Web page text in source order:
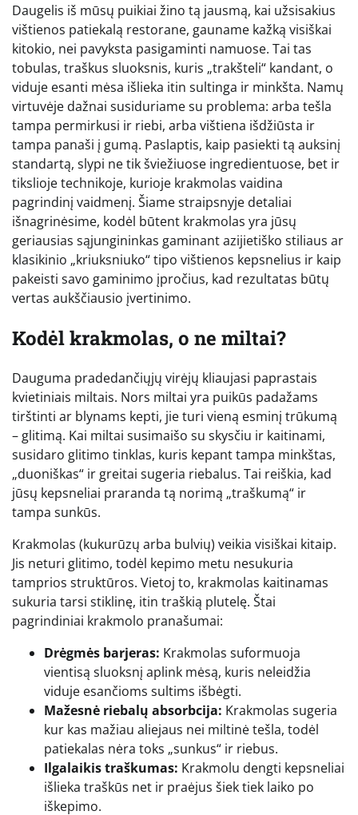
Daugelis iš mūsų puikiai žino tą jausmą, kai užsisakius
vištienos patiekalą restorane, gauname kažką visiškai
kitokio, nei pavyksta pasigaminti namuose. Tai tas
tobulas, traškus sluoksnis, kuris „trakšteli“ kandant, o
viduje esanti mėsa išlieka itin sultinga ir minkšta. Namų
virtuvėje dažnai susiduriame su problema: arba tešla
tampa permirkusi ir riebi, arba vištiena išdžiūsta ir
tampa panaši į gumą. Paslaptis, kaip pasiekti tą auksinį
standartą, slypi ne tik šviežiuose ingredientuose, bet ir
tikslioje technikoje, kurioje krakmolas vaidina
pagrindinį vaidmenį. Šiame straipsnyje detaliai
išnagrinėsime, kodėl būtent krakmolas yra jūsų
geriausias sąjungininkas gaminant azijietiško stiliaus ar
klasikinio „kriuksniuko“ tipo vištienos kepsnelius ir kaip
pakeisti savo gaminimo įpročius, kad rezultatas būtų
vertas aukščiausio įvertinimo.
Kodėl krakmolas, o ne miltai?
Dauguma pradedančiųjų virėjų kliaujasi paprastais
kvietiniais miltais. Nors miltai yra puikūs padažams
tirštinti ar blynams kepti, jie turi vieną esminį trūkumą
– glitimą. Kai miltai susimaišo su skysčiu ir kaitinami,
susidaro glitimo tinklas, kuris kepant tampa minkštas,
„duoniškas“ ir greitai sugeria riebalus. Tai reiškia, kad
jūsų kepsneliai praranda tą norimą „traškumą“ ir
tampa sunkūs.
Krakmolas (kukurūzų arba bulvių) veikia visiškai kitaip.
Jis neturi glitimo, todėl kepimo metu nesukuria
tamprios struktūros. Vietoj to, krakmolas kaitinamas
sukuria tarsi stiklinę, itin traškią plutelę. Štai
pagrindiniai krakmolo pranašumai:
Drėgmės barjeras: Krakmolas suformuoja
vientisą sluoksnį aplink mėsą, kuris neleidžia
viduje esančioms sultims išbėgti.
Mažesnė riebalų absorbcija: Krakmolas sugeria
kur kas mažiau aliejaus nei miltinė tešla, todėl
patiekalas nėra toks „sunkus“ ir riebus.
Ilgalaikis traškumas: Krakmolu dengti kepsneliai
išlieka traškūs net ir praėjus šiek tiek laiko po
iškepimo.